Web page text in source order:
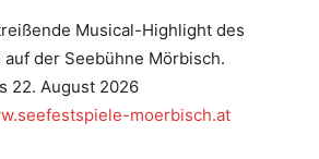
Musical-Highlight des
der Seebühne Mörbisch.
22. August 2026
moerbisch.at